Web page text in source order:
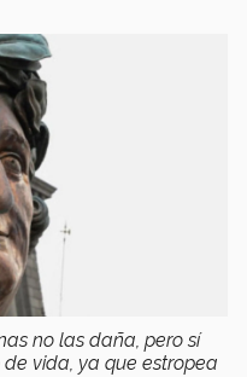
no las daña, pero sí
vida, ya que estropea